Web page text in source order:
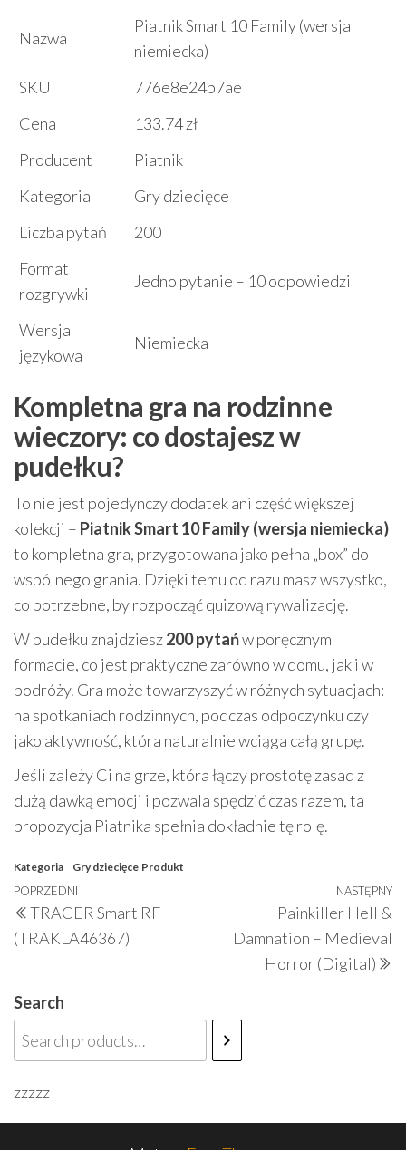
Nazwa
Piatnik Smart 10 Family (wersja
niemiecka)
SKU
776e8e24b7ae
Cena
133.74 zł
Producent
Piatnik
Kategoria
Gry dziecięce
Liczba pytań
200
Format
rozgrywki
Jedno pytanie – 10 odpowiedzi
Wersja
językowa
Niemiecka
Kompletna gra na rodzinne
wieczory: co dostajesz w
pudełku?
To nie jest pojedynczy dodatek ani część większej
kolekcji – Piatnik Smart 10 Family (wersja niemiecka)
to kompletna gra, przygotowana jako pełna „box” do
wspólnego grania. Dzięki temu od razu masz wszystko,
co potrzebne, by rozpocząć quizową rywalizację.
W pudełku znajdziesz200 pytańw poręcznym
formacie, co jest praktyczne zarówno w domu, jak i w
podróży. Gra może towarzyszyć w różnych sytuacjach:
na spotkaniach rodzinnych, podczas odpoczynku czy
jako aktywność, która naturalnie wciąga całą grupę.
Jeśli zależy Ci na grze, która łączy prostotę zasad z
dużą dawką emocji i pozwala spędzić czas razem, ta
propozycja Piatnika spełnia dokładnie tę rolę.
Kategoria Gry dziecięce Produkt
Nawigacja
wpisu
Poprzedni
wpis
POPRZEDNI
TRACER Smart RF
(TRAKLA46367)
NASTĘPNY
Painkiller Hell &
Damnation – Medieval
Horror (Digital)
Search
zzzzz